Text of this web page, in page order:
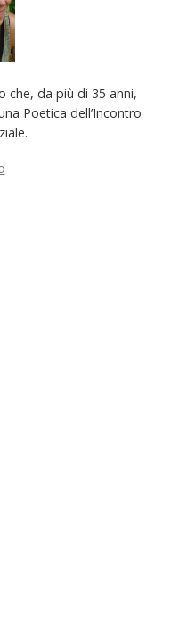
che, da più di 35 anni,
Poetica dell’Incontro